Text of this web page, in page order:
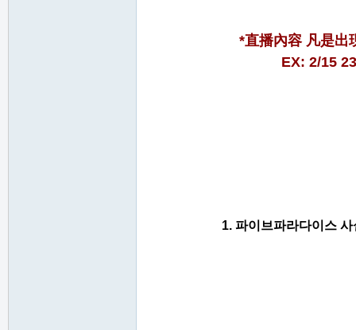
*直播內容 凡是出
EX: 2/15
1. 파이브파라다이스